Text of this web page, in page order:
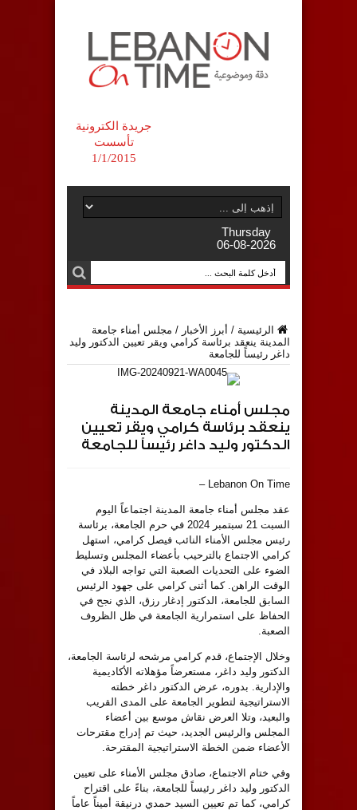
جريدة الكترونية
تأسست
1/1/2015
Thursday
06-08-2026
الرئيسية / أبرز الأخبار / مجلس أمناء جامعة
المدينة ينعقد برئاسة كرامي ويقر تعيين الدكتور وليد
داغر رئيساً للجامعة
مجلس أمناء جامعة المدينة
ينعقد برئاسة كرامي ويقر تعيين
الدكتور وليد داغر رئيساً للجامعة
Lebanon On Time –
عقد مجلس أمناء جامعة المدينة اجتماعاً اليوم
السبت 21 سبتمبر 2024 في حرم الجامعة، برئاسة
رئيس مجلس الأمناء النائب فيصل كرامي، استهل
كرامي الاجتماع بالترحيب بأعضاء المجلس وتسليط
الضوء على التحديات الصعبة التي تواجه البلاد في
الوقت الراهن. كما أثنى كرامي على جهود الرئيس
السابق للجامعة، الدكتور إدغار رزق، الذي نجح في
الحفاظ على استمرارية الجامعة في ظل الظروف
الصعبة.
وخلال الإجتماع، قدم كرامي مرشحه لرئاسة الجامعة،
الدكتور وليد داغر، مستعرضاً مؤهلاته الأكاديمية
والإدارية. بدوره، عرض الدكتور داغر خطته
الاستراتيجية لتطوير الجامعة على المدى القريب
والبعيد، وتلا العرض نقاش موسع بين أعضاء
المجلس والرئيس الجديد، حيث تم إدراج مقترحات
الأعضاء ضمن الخطة الاستراتيجية المقترحة.
وفي ختام الاجتماع، صادق مجلس الأمناء على تعيين
الدكتور وليد داغر رئيساً للجامعة، بناءً على اقتراح
كرامي، كما تم تعيين السيد حمدي درنيقة أميناً عاماً